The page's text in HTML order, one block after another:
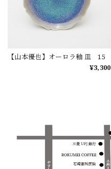
【山本優也】オーロラ釉 皿 15
¥3,300